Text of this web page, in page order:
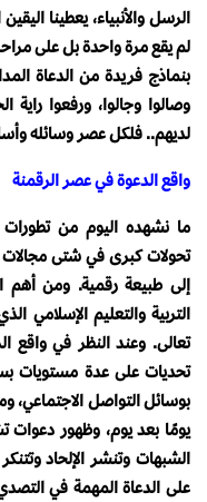
الرسل والأنبياء، يعطينا
لم يقع مرة واحدة بل على
بنماذج فريدة من الدعاة
وصالوا وجالوا، ورفعوا راية
لديهم.. فلكل عصر وسائله
واقع الدعوة في عصر الرقمنة
ما نشهده اليوم من تطورات
تحولات كبرى في شتى مجالات
إلى طبيعة رقمية. ومن أهم
التربية والتعليم الإسلامي
تعالى. وعند النظر في واقع
تحديات على عدة مستويات
بوسائل التواصل الاجتماعي،
يومًا بعد يوم، وظهور دعوات
الشبهات وتنشر الإلحاد
على الدعاة المهمة في